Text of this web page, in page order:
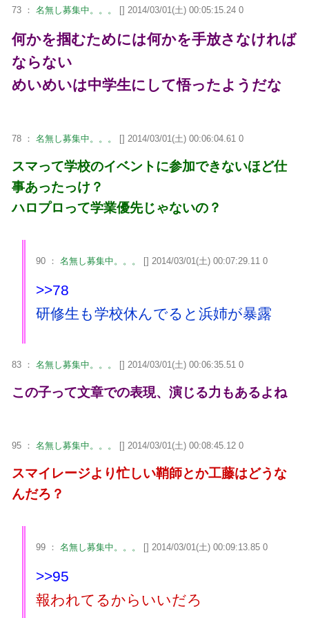
73 ： 名無し募集中。。。 [] 2014/03/01(土) 00:05:15.24 0
何かを掴むためには何かを手放さなければ
ならない
めいめいは中学生にして悟ったようだな
78 ： 名無し募集中。。。 [] 2014/03/01(土) 00:06:04.61 0
スマって学校のイベントに参加できないほど仕
事あったっけ？
ハロプロって学業優先じゃないの？
90 ： 名無し募集中。。。 [] 2014/03/01(土) 00:07:29.11 0
>>78
研修生も学校休んでると浜姉が暴露
83 ： 名無し募集中。。。 [] 2014/03/01(土) 00:06:35.51 0
この子って文章での表現、演じる力もあるよね
95 ： 名無し募集中。。。 [] 2014/03/01(土) 00:08:45.12 0
スマイレージより忙しい鞘師とか工藤はどうな
んだろ？
99 ： 名無し募集中。。。 [] 2014/03/01(土) 00:09:13.85 0
>>95
報われてるからいいだろ